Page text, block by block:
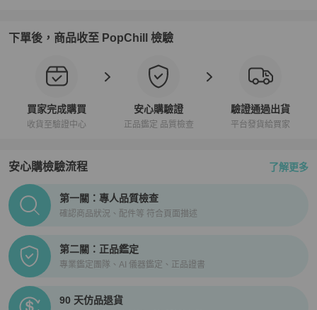
下單後，商品收至 PopChill 檢驗
買家完成購買
收貨至驗證中心
安心購驗證
正品鑑定 品質檢查
驗證通過出貨
平台發貨給買家
安心購檢驗流程 了解更多
PopChill拍拍圈正品驗證、安心購檢驗流程介紹
第一關：專人品質檢查
確認商品狀況、配件等 符合頁面描述
第二關：正品鑑定
專業鑑定團隊、AI 儀器鑑定、正品證書
90 天仿品退貨